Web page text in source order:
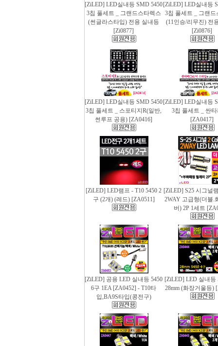
[ZiLED] LED실내등 SMD 5450
3칩 풀세트 _ 그랜드스타렉스
(썬글라스타입) 전용 실내등
[Zi0877]
[ZiLED] LED실내등
3칩 풀세트 _ 그랜드
(11인승/리무진) 전
[Zi0876]
[ZiLED] LED실내등 SMD 5450
3칩 풀세트 _ 스포티지R(일반,
썬루프 공용) [ZA0416]
[ZiLED] LED실내등
3칩 풀세트 _ 싼
[ZA0417]
[ZiLED] LED램프 - T10 5450 2
구 (2개) (레드) [ZA0511]
[ZiLED] S25 시그널
2WAY 고급형(더블.
버) 2P 1세트
[ZiLED] 공용 LED 실내등 5450
6구 1EA [ZA0452] - T10타
입,BA9S타입(콩전구)
[ZiLED] LED 실내등
28mm (화장거울등)